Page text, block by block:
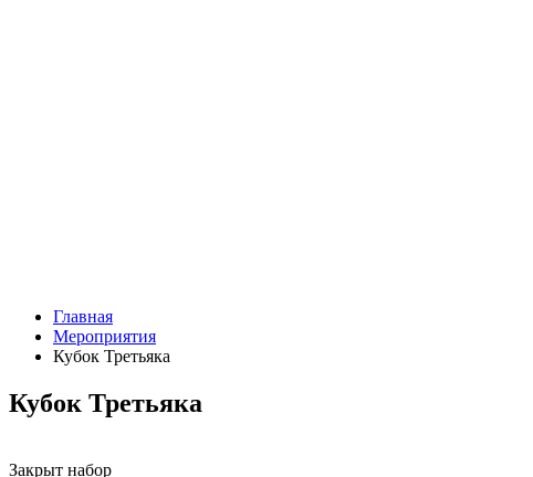
Главная
Мероприятия
Кубок Третьяка
Кубок Третьяка
Закрыт набор